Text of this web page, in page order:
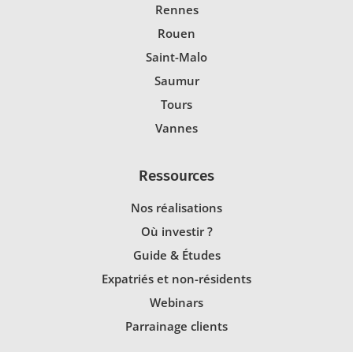
Rennes
Rouen
Saint-Malo
Saumur
Tours
Vannes
Ressources
Nos réalisations
Où investir ?
Guide & Études
Expatriés et non-résidents
Webinars
Parrainage clients